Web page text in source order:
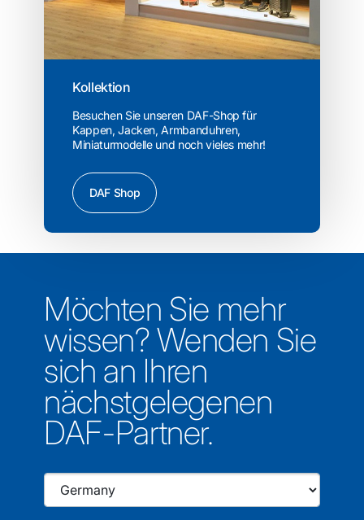
Kollektion
Besuchen Sie unseren DAF-Shop für
Kappen, Jacken, Armbanduhren,
Miniaturmodelle und noch vieles mehr!
DAF Shop
Möchten Sie mehr
wissen? Wenden Sie
sich an Ihren
nächstgelegenen
DAF-Partner.